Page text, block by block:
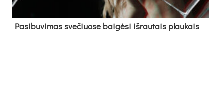
Pa­si­bu­vi­mas sve­čiuo­se bai­gė­si iš­rau­tais plau­kais